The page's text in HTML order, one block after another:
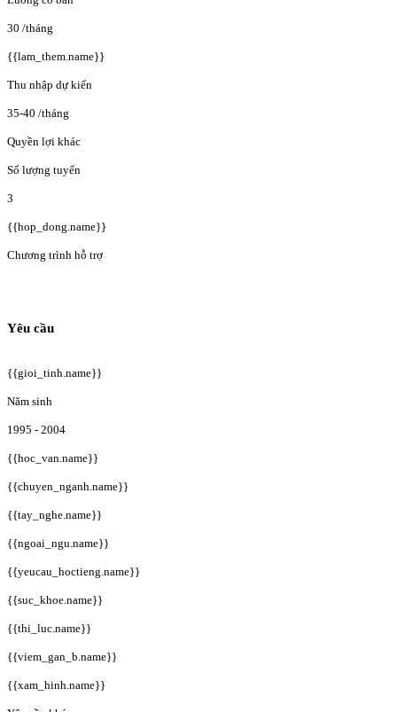
30 /tháng
{{lam_them.name}}
Thu nhập dự kiến
35-40 /tháng
Quyền lợi khác
Số lượng tuyển
3
{{hop_dong.name}}
Chương trình hỗ trợ
Yêu cầu
{{gioi_tinh.name}}
Năm sinh
1995 - 2004
{{hoc_van.name}}
{{chuyen_nganh.name}}
{{tay_nghe.name}}
{{ngoai_ngu.name}}
{{yeucau_hoctieng.name}}
{{suc_khoe.name}}
{{thi_luc.name}}
{{viem_gan_b.name}}
{{xam_hinh.name}}